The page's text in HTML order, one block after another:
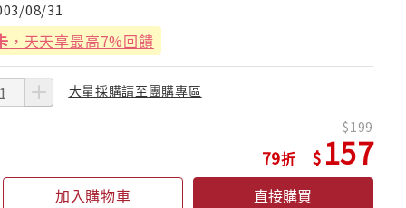
08/31
，天天享最高7%回饋
大量採購請至團購專區
79
199
157
加入購物車 直接購買